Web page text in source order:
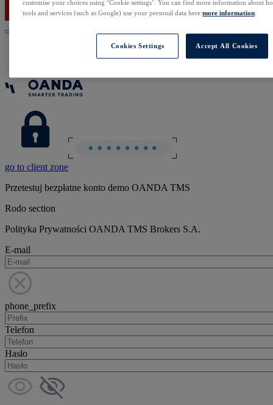
go to client zone
Przetestuj bezpłatne konto demo OANDA TMS
Rodo section
Polityka Prywatności OANDA TMS Brokers S.A.
E-mail
phone_prefix
Telefon
Hasło
customise your choices using ‘Cookie settings’. You can find more information about
tools and services (such as Google) use your personal data here:more information
Cookies Settings Accept All Cookies